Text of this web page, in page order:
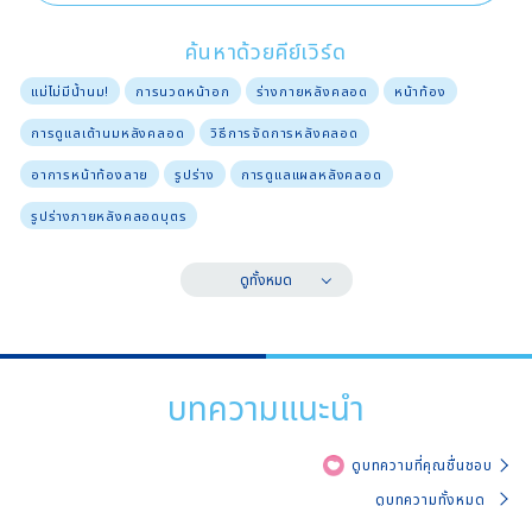
ค้นหาด้วยคีย์เวิร์ด
แม่ไม่มีน้ำนม! การนวดหน้าอก ร่างกายหลังคลอด หน้าท้อง
การดูแลเต้านมหลังคลอด วิธีการจัดการหลังคลอด
อาการหน้าท้องลาย รูปร่าง การดูแลแผลหลังคลอด
รูปร่างภายหลังคลอดบุตร
ดูทั้งหมด
บทความแนะนำ
ดูบทความที่คุณชื่นชอบ
ดูบทความทั้งหมด